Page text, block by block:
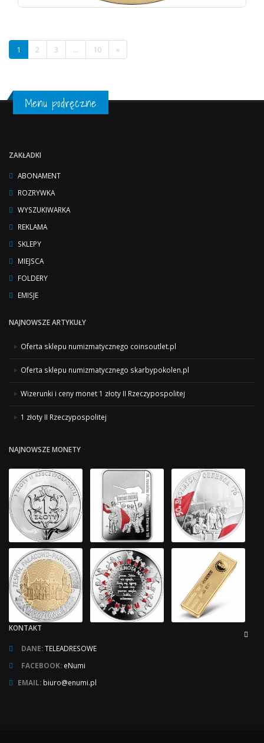
1 2 3 ... 10 »
Menu podręczne
ZAKŁADKI
ABONAMENT
ROZRYWKA
WYSZUKIWARKA
REKLAMA
SKLEPY
MIEJSCA
FOLDERY
EMISJE
NAJNOWSZE ARTYKUŁY
Oferta sklepu numizmatycznego coinsoutlet.pl
Oferta sklepu numizmatycznego skarbypokolen.pl
Wizerunki i ceny monet 1 złoty II Rzeczypospolitej
1 złoty II Rzeczypospolitej
NAJNOWSZE MONETY
KONTAKT
DANE:TELEADRESOWE
FACEBOOK: eNumi
EMAIL: biuro@enumi.pl